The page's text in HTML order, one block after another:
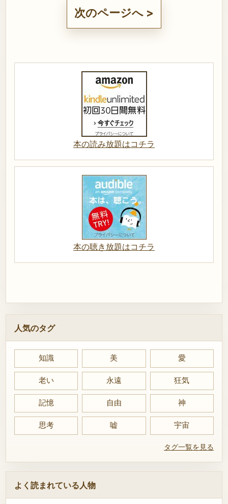
次のページへ >
本の読み放題はコチラ
本の聴き放題はコチラ
人気のタグ
知識 美 愛
老い 永遠 狂気
記憶 自由 神
思考 嘘 宇宙
タグ一覧を見る
よく読まれている人物